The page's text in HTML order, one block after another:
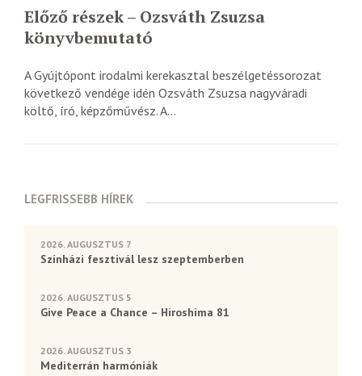
Előző részek – Ozsváth Zsuzsa
könyvbemutató
A Gyújtópont irodalmi kerekasztal beszélgetéssorozat
következő vendége idén Ozsváth Zsuzsa nagyváradi
költő, író, képzőművész. A...
LEGFRISSEBB HÍREK
2026. AUGUSZTUS 7
Színházi fesztivál lesz szeptemberben
2026. AUGUSZTUS 5
Give Peace a Chance – Hiroshima 81
2026. AUGUSZTUS 3
Mediterrán harmóniák